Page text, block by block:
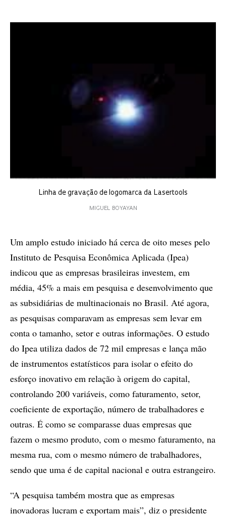
Linha de gravação de logomarca da Lasertools
MIGUEL BOYAYAN
Um amplo estudo iniciado há cerca de oito meses pelo
Instituto de Pesquisa Econômica Aplicada (Ipea)
indicou que as empresas brasileiras investem, em
média, 45% a mais em pesquisa e desenvolvimento que
as subsidiárias de multinacionais no Brasil. Até agora,
as pesquisas comparavam as empresas sem levar em
conta o tamanho, setor e outras informações. O estudo
do Ipea utiliza dados de 72 mil empresas e lança mão
de instrumentos estatísticos para isolar o efeito do
esforço inovativo em relação à origem do capital,
controlando 200 variáveis, como faturamento, setor,
coeficiente de exportação, número de trabalhadores e
outras. É como se comparasse duas empresas que
fazem o mesmo produto, com o mesmo faturamento, na
mesma rua, com o mesmo número de trabalhadores,
sendo que uma é de capital nacional e outra estrangeiro.
“A pesquisa também mostra que as empresas
inovadoras lucram e exportam mais”, diz o presidente